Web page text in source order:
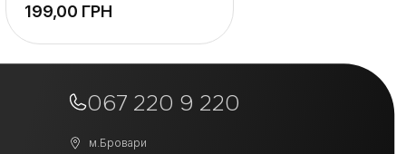
ГРН
067 220 9 220
м.Бровари